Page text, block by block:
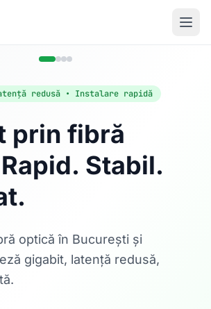
redusă • Instalare rapidă
prin fibră
Stabil.
optică în București și
gigabit, latență redusă,
1 Gbps, direct în casa ta.